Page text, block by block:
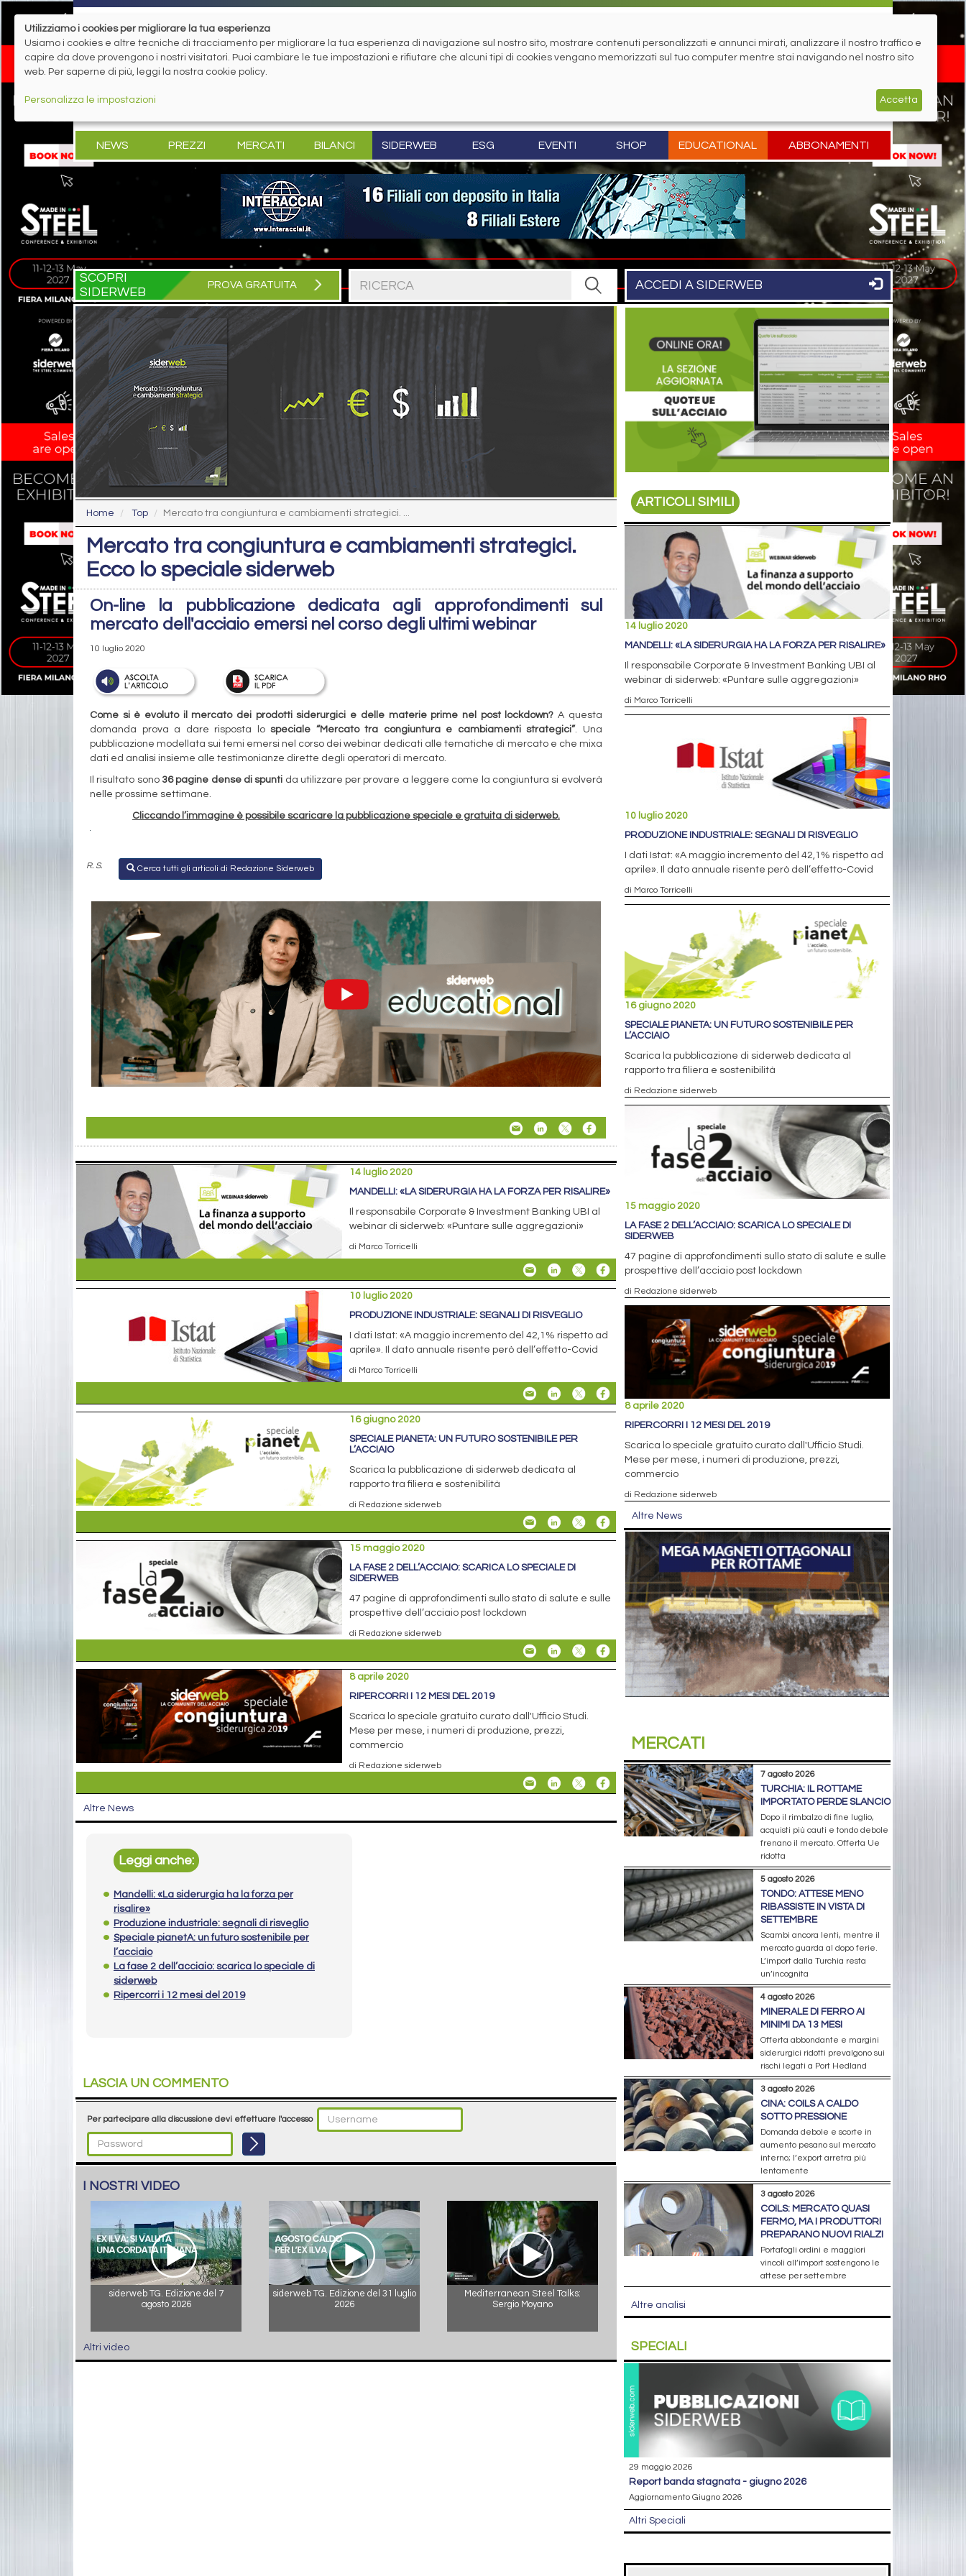
NEWS PREZZI MERCATI BILANCI SIDERWEB ESG EVENTI SHOP EDUCATIONAL ABBONAMENTI
SCOPRI
SIDERWEB
PROVA GRATUITA ACCEDI A SIDERWEB
Home Top Mercato tra congiuntura e cambiamenti strategici. ...
Mercato tra congiuntura e cambiamenti strategici.
Ecco lo speciale siderweb
On-line la pubblicazione dedicata agli approfondimenti sul
mercato dell'acciaio emersi nel corso degli ultimi webinar
10 luglio 2020
Come si è evoluto il mercato dei prodotti siderurgici e delle materie prime nel post lockdown? A questa
domanda prova a dare risposta lospeciale “Mercato tra congiuntura e cambiamenti strategici”. Una
pubblicazione modellata sui temi emersi nel corso dei webinar dedicati alle tematiche di mercato e che mixa
dati ed analisi insieme alle testimonianze dirette degli operatori di mercato.
Il risultato sono 36 pagine dense di spunti da utilizzare per provare a leggere come la congiuntura si evolverà
nelle prossime settimane.
Cliccando l’immagine è possibile scaricare la pubblicazione speciale e gratuita di siderweb.
R. S. Cerca tutti gli articoli di Redazione Siderweb
14 luglio 2020
MANDELLI: «LA SIDERURGIA HA LA FORZA PER RISALIRE»
Il responsabile Corporate & Investment Banking UBI al
webinar di siderweb: «Puntare sulle aggregazioni»
di Marco Torricelli
10 luglio 2020
PRODUZIONE INDUSTRIALE: SEGNALI DI RISVEGLIO
I dati Istat: «A maggio incremento del 42,1% rispetto ad
aprile». Il dato annuale risente però dell’effetto-Covid
di Marco Torricelli
16 giugno 2020
SPECIALE PIANETA: UN FUTURO SOSTENIBILE PER
L’ACCIAIO
Scarica la pubblicazione di siderweb dedicata al
rapporto tra filiera e sostenibilità
di Redazione siderweb
15 maggio 2020
LA FASE 2 DELL’ACCIAIO: SCARICA LO SPECIALE DI
SIDERWEB
47 pagine di approfondimenti sullo stato di salute e sulle
prospettive dell’acciaio post lockdown
di Redazione siderweb
8 aprile 2020
RIPERCORRI I 12 MESI DEL 2019
Scarica lo speciale gratuito curato dall'Ufficio Studi.
Mese per mese, i numeri di produzione, prezzi,
commercio
di Redazione siderweb
Altre News
Leggi anche:
Mandelli: «La siderurgia ha la forza per
risalire»
Produzione industriale: segnali di risveglio
Speciale pianetA: un futuro sostenibile per
l’acciaio
La fase 2 dell’acciaio: scarica lo speciale di
siderweb
Ripercorri i 12 mesi del 2019
LASCIA UN COMMENTO
Per partecipare alla discussione devi effettuare l'accesso
I NOSTRI VIDEO
siderweb TG. Edizione del 7
agosto 2026
siderweb TG. Edizione del 31 luglio
2026
Mediterranean Steel Talks:
Sergio Moyano
Altri video
ARTICOLI SIMILI
14 luglio 2020
MANDELLI: «LA SIDERURGIA HA LA FORZA PER RISALIRE»
Il responsabile Corporate & Investment Banking UBI al
webinar di siderweb: «Puntare sulle aggregazioni»
di Marco Torricelli
10 luglio 2020
PRODUZIONE INDUSTRIALE: SEGNALI DI RISVEGLIO
I dati Istat: «A maggio incremento del 42,1% rispetto ad
aprile». Il dato annuale risente però dell’effetto-Covid
di Marco Torricelli
16 giugno 2020
SPECIALE PIANETA: UN FUTURO SOSTENIBILE PER
L’ACCIAIO
Scarica la pubblicazione di siderweb dedicata al
rapporto tra filiera e sostenibilità
di Redazione siderweb
15 maggio 2020
LA FASE 2 DELL’ACCIAIO: SCARICA LO SPECIALE DI
SIDERWEB
47 pagine di approfondimenti sullo stato di salute e sulle
prospettive dell’acciaio post lockdown
di Redazione siderweb
8 aprile 2020
RIPERCORRI I 12 MESI DEL 2019
Scarica lo speciale gratuito curato dall'Ufficio Studi.
Mese per mese, i numeri di produzione, prezzi,
commercio
di Redazione siderweb
Altre News
MERCATI
7 agosto 2026
TURCHIA: IL ROTTAME
IMPORTATO PERDE SLANCIO
Dopo il rimbalzo di fine luglio,
acquisti più cauti e tondo debole
frenano il mercato. Offerta Ue
ridotta
5 agosto 2026
TONDO: ATTESE MENO
RIBASSISTE IN VISTA DI
SETTEMBRE
Scambi ancora lenti, mentre il
mercato guarda al dopo ferie.
L’import dalla Turchia resta
un’incognita
4 agosto 2026
MINERALE DI FERRO AI
MINIMI DA 13 MESI
Offerta abbondante e margini
siderurgici ridotti prevalgono sui
rischi legati a Port Hedland
3 agosto 2026
CINA: COILS A CALDO
SOTTO PRESSIONE
Domanda debole e scorte in
aumento pesano sul mercato
interno; l’export arretra più
lentamente
3 agosto 2026
COILS: MERCATO QUASI
FERMO, MA I PRODUTTORI
PREPARANO NUOVI RIALZI
Portafogli ordini e maggiori
vincoli all’import sostengono le
attese per settembre
Altre analisi
SPECIALI
29 maggio 2026
report banda stagnata - giugno 2026
Aggiornamento Giugno 2026
Altri Speciali
Utilizziamo i cookies per migliorare la tua esperienza
Usiamo i cookies e altre tecniche di tracciamento per migliorare la tua esperienza di navigazione sul nostro sito, mostrare contenuti personalizzati e annunci mirati, analizzare il nostro traffico e
capire da dove provengono i nostri visitatori. Puoi cambiare le tue impostazioni e rifiutare che alcuni tipi di cookies vengano memorizzati sul tuo computer mentre stai navigando nel nostro sito
web. Per saperne di più, leggi la nostra cookie policy.
Personalizza le impostazioni Accetta